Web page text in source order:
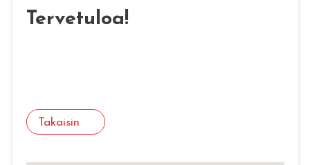
Tervetuloa!
Takaisin